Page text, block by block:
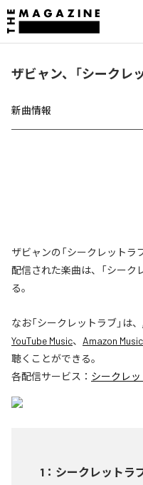
ザビャン、「シークレ
新曲情報
ザビャンの「シークレットラ
配信された楽曲は、「シーク
る。
なお「シークレットラブ」は、
YouTube Music、 Amazon
聴くことができる。
各配信サービス： シークレ
1 ： シークレットラ